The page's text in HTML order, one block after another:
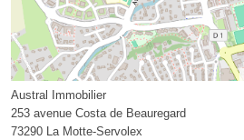
Austral Immobilier
253 avenue Costa de Beauregard
73290 La Motte-Servolex